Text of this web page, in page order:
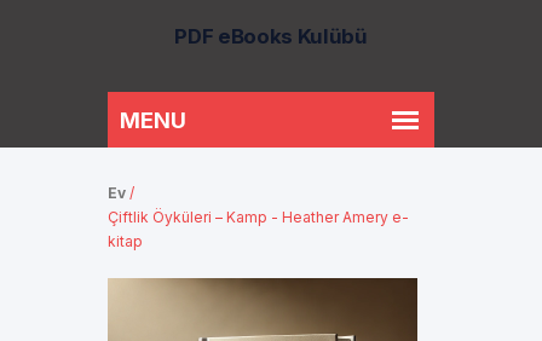
PDF eBooks Kulübü
Ev /
Çiftlik Öyküleri – Kamp - Heather Amery e-
kitap